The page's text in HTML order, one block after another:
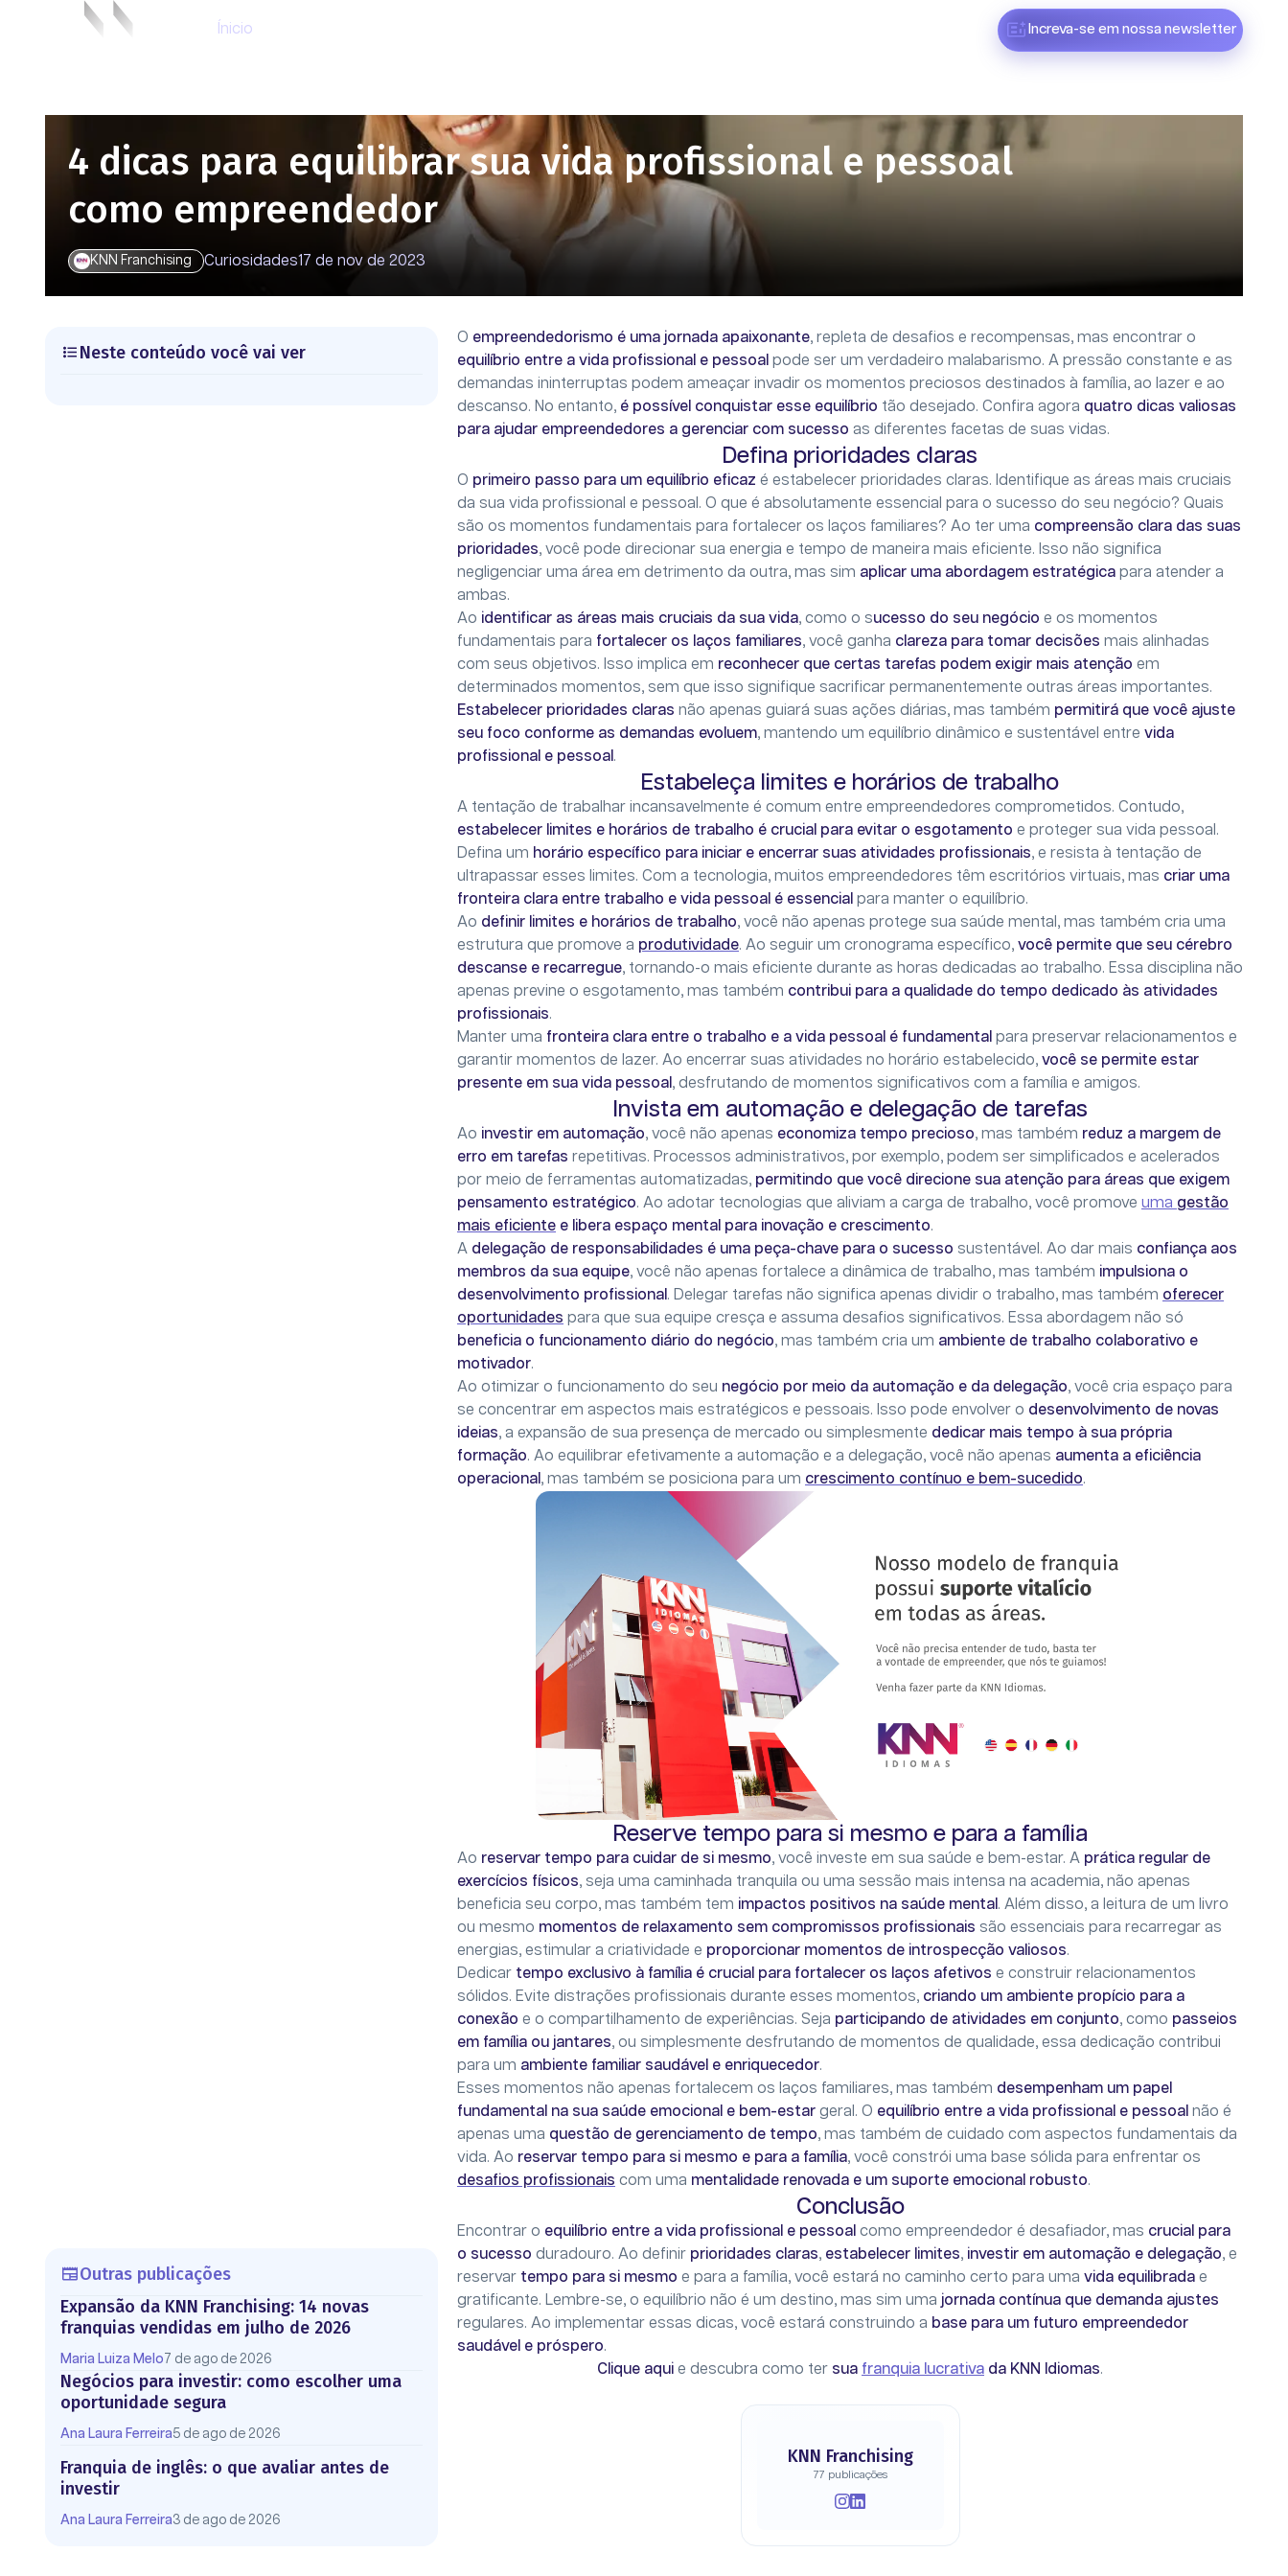
Ínicio Increva-se em nossa newsletter
4 dicas para equilibrar sua vida profissional e pessoal
como empreendedor
KNN Franchising Curiosidades17 de nov de 2023
Neste conteúdo você vai ver
Outras publicações
Expansão da KNN Franchising: 14 novas
franquias vendidas em julho de 2026
Maria Luiza Melo 7 de ago de 2026
Negócios para investir: como escolher uma
oportunidade segura
Ana Laura Ferreira5 de ago de 2026
Franquia de inglês: o que avaliar antes de
investir
Ana Laura Ferreira3 de ago de 2026
O empreendedorismo é uma jornada apaixonante, repleta de desafios e recompensas, mas encontrar o
equilíbrio entre a vida profissional e pessoal pode ser um verdadeiro malabarismo. A pressão constante e as
demandas ininterruptas podem ameaçar invadir os momentos preciosos destinados à família, ao lazer e ao
descanso. No entanto, é possível conquistar esse equilíbrio tão desejado. Confira agora quatro dicas valiosas
para ajudar empreendedores a gerenciar com sucesso as diferentes facetas de suas vidas.
Defina prioridades claras
O primeiro passo para um equilíbrio eficaz é estabelecer prioridades claras. Identifique as áreas mais cruciais
da sua vida profissional e pessoal. O que é absolutamente essencial para o sucesso do seu negócio? Quais
são os momentos fundamentais para fortalecer os laços familiares? Ao ter uma compreensão clara das suas
prioridades, você pode direcionar sua energia e tempo de maneira mais eficiente. Isso não significa
negligenciar uma área em detrimento da outra, mas sim aplicar uma abordagem estratégica para atender a
ambas.
Ao identificar as áreas mais cruciais da sua vida, como o sucesso do seu negócio e os momentos
fundamentais para fortalecer os laços familiares, você ganha clareza para tomar decisões mais alinhadas
com seus objetivos. Isso implica em reconhecer que certas tarefas podem exigir mais atenção em
determinados momentos, sem que isso signifique sacrificar permanentemente outras áreas importantes.
Estabelecer prioridades claras não apenas guiará suas ações diárias, mas também permitirá que você ajuste
seu foco conforme as demandas evoluem, mantendo um equilíbrio dinâmico e sustentável entre vida
profissional e pessoal .
Estabeleça limites e horários de trabalho
A tentação de trabalhar incansavelmente é comum entre empreendedores comprometidos. Contudo,
estabelecer limites e horários de trabalho é crucial para evitar o esgotamento e proteger sua vida pessoal.
Defina um horário específico para iniciar e encerrar suas atividades profissionais, e resista à tentação de
ultrapassar esses limites. Com a tecnologia, muitos empreendedores têm escritórios virtuais, mas criar uma
fronteira clara entre trabalho e vida pessoal é essencial para manter o equilíbrio.
Ao definir limites e horários de trabalho, você não apenas protege sua saúde mental, mas também cria uma
estrutura que promove a produtividade. Ao seguir um cronograma específico, você permite que seu cérebro
descanse e recarregue, tornando-o mais eficiente durante as horas dedicadas ao trabalho. Essa disciplina não
apenas previne o esgotamento, mas também contribui para a qualidade do tempo dedicado às atividades
profissionais.
Manter uma fronteira clara entre o trabalho e a vida pessoal é fundamental para preservar relacionamentos e
garantir momentos de lazer. Ao encerrar suas atividades no horário estabelecido, você se permite estar
presente em sua vida pessoal , desfrutando de momentos significativos com a família e amigos.
Invista em automação e delegação de tarefas
Ao investir em automação, você não apenas economiza tempo precioso, mas também reduz a margem de
erro em tarefas repetitivas. Processos administrativos, por exemplo, podem ser simplificados e acelerados
por meio de ferramentas automatizadas, permitindo que você direcione sua atenção para áreas que exigem
pensamento estratégico. Ao adotar tecnologias que aliviam a carga de trabalho, você promove uma gestão
mais eficiente e libera espaço mental para inovação e crescimento.
A delegação de responsabilidades é uma peça-chave para o sucesso sustentável. Ao dar mais confiança aos
membros da sua equipe, você não apenas fortalece a dinâmica de trabalho, mas também impulsiona o
desenvolvimento profissional . Delegar tarefas não significa apenas dividir o trabalho, mas também oferecer
oportunidades para que sua equipe cresça e assuma desafios significativos. Essa abordagem não só
beneficia o funcionamento diário do negócio, mas também cria um ambiente de trabalho colaborativo e
motivador.
Ao otimizar o funcionamento do seu negócio por meio da automação e da delegação, você cria espaço para
se concentrar em aspectos mais estratégicos e pessoais. Isso pode envolver o desenvolvimento de novas
ideias, a expansão de sua presença de mercado ou simplesmente dedicar mais tempo à sua própria
formação. Ao equilibrar efetivamente a automação e a delegação, você não apenas aumenta a eficiência
operacional , mas também se posiciona para um crescimento contínuo e bem-sucedido.
Reserve tempo para si mesmo e para a família
Ao reservar tempo para cuidar de si mesmo, você investe em sua saúde e bem-estar. A prática regular de
exercícios físicos, seja uma caminhada tranquila ou uma sessão mais intensa na academia, não apenas
beneficia seu corpo, mas também tem impactos positivos na saúde mental . Além disso, a leitura de um livro
ou mesmo momentos de relaxamento sem compromissos profissionais são essenciais para recarregar as
energias, estimular a criatividade e proporcionar momentos de introspecção valiosos.
Dedicar tempo exclusivo à família é crucial para fortalecer os laços afetivos e construir relacionamentos
sólidos. Evite distrações profissionais durante esses momentos, criando um ambiente propício para a
conexão e o compartilhamento de experiências. Seja participando de atividades em conjunto, como passeios
em família ou jantares, ou simplesmente desfrutando de momentos de qualidade, essa dedicação contribui
para um ambiente familiar saudável e enriquecedor.
Esses momentos não apenas fortalecem os laços familiares, mas também desempenham um papel
fundamental na sua saúde emocional e bem-estar geral. O equilíbrio entre a vida profissional e pessoal não é
apenas uma questão de gerenciamento de tempo, mas também de cuidado com aspectos fundamentais da
vida. Ao reservar tempo para si mesmo e para a família, você constrói uma base sólida para enfrentar os
desafios profissionais com uma mentalidade renovada e um suporte emocional robusto.
Conclusão
Encontrar o equilíbrio entre a vida profissional e pessoal como empreendedor é desafiador, mas crucial para
o sucesso duradouro. Ao definir prioridades claras, estabelecer limites, investir em automação e delegação, e
reservar tempo para si mesmo e para a família, você estará no caminho certo para uma vida equilibrada e
gratificante. Lembre-se, o equilíbrio não é um destino, mas sim uma jornada contínua que demanda ajustes
regulares. Ao implementar essas dicas, você estará construindo a base para um futuro empreendedor
saudável e próspero.
Clique aqui e descubra como ter sua franquia lucrativa da KNN Idiomas.
KNN Franchising
77 publicações